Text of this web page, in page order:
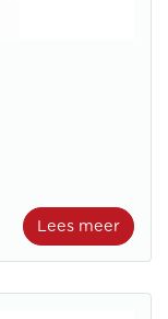
Lees meer